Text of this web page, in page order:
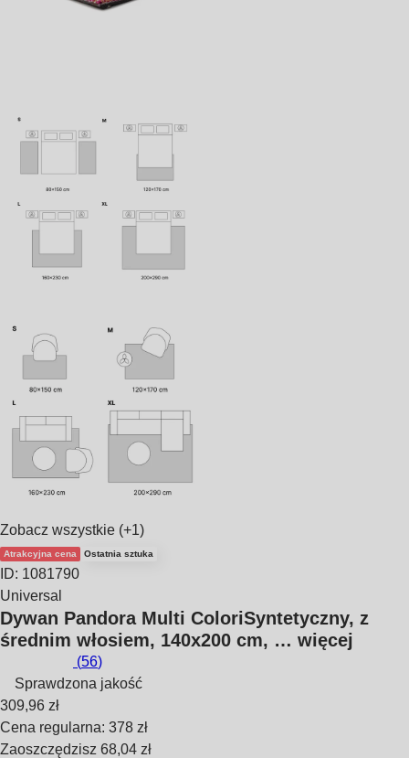
Zobacz wszystkie (+1)
Atrakcyjna cena Ostatnia sztuka
ID: 1081790
Universal
Dywan Pandora Multi ColoriSyntetyczny, z
średnim włosiem, 140x200 cm, … więcej
(56)
Sprawdzona jakość
309,96 zł
Cena regularna: 378 zł
Zaoszczędzisz 68,04 zł